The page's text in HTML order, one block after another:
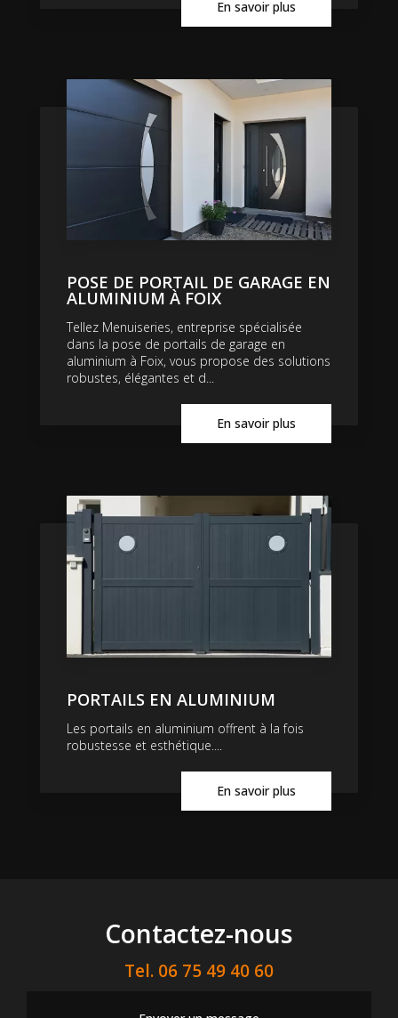
En savoir plus
POSE DE PORTAIL DE GARAGE EN
ALUMINIUM À FOIX
Tellez Menuiseries, entreprise spécialisée
dans la pose de portails de garage en
aluminium à Foix, vous propose des solutions
robustes, élégantes et d...
En savoir plus
PORTAILS EN ALUMINIUM
Les portails en aluminium offrent à la fois
robustesse et esthétique....
En savoir plus
Contactez-nous
Tel. 06 75 49 40 60